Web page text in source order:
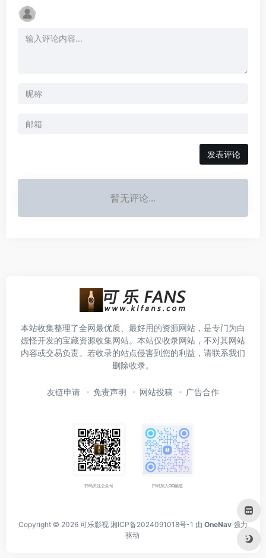
发表评论
暂无评论...
本站收集整理了全网最优质、最好用的资源网站，是专门为白
嫖怪开发的宝藏资源收集网站。本站仅收录网站，不对其网站
内容或交易负责。若收录的站点侵害到您的利益，请联系我们
删除收录。
友链申请 免责声明 网站投稿 广告合作
扫码关注公众号 扫码加入QQ频道
Copyright © 2026 可乐影视 湘ICP备2024091018号-1 由 OneNav 强力
驱动